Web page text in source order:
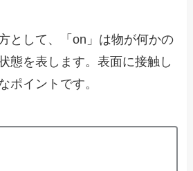
として、「on」は物が何かの
態を表します。表面に接触し
ポイントです。